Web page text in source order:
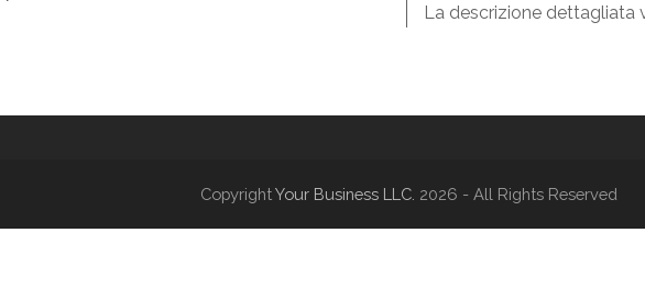
La descrizione dettagliata
CopyrightYour Business LLC. 2026 - All Rights Reserved